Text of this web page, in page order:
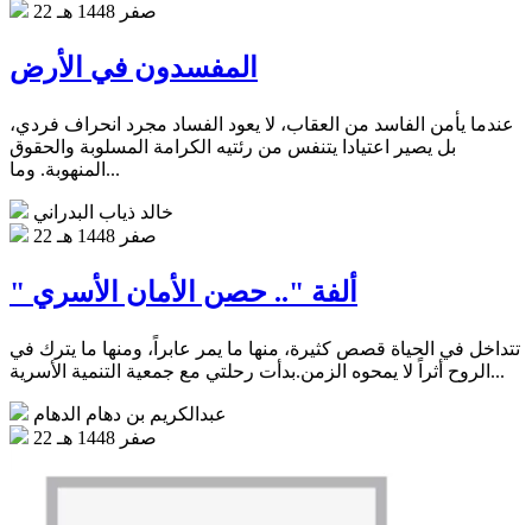
22 صفر 1448 هـ
المفسدون في الأرض
عندما يأمن الفاسد من العقاب، لا يعود الفساد مجرد انحراف فردي،
بل يصير اعتيادا يتنفس من رئتيه الكرامة المسلوبة والحقوق
المنهوبة. وما...
خالد ذياب البدراني
22 صفر 1448 هـ
" ألفة ".. حصن الأمان الأسري
تتداخل في الحياة قصص كثيرة، منها ما يمر عابراً، ومنها ما يترك في
الروح أثراً لا يمحوه الزمن.بدأت رحلتي مع جمعية التنمية الأسرية...
عبدالكريم بن دهام الدهام
22 صفر 1448 هـ